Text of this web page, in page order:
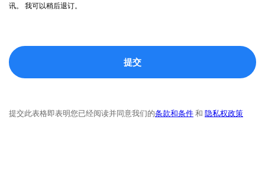
讯。 我可以稍后退订。
提交此表格即表明您已经阅读并同意我们的条款和条件和 隐私权政策